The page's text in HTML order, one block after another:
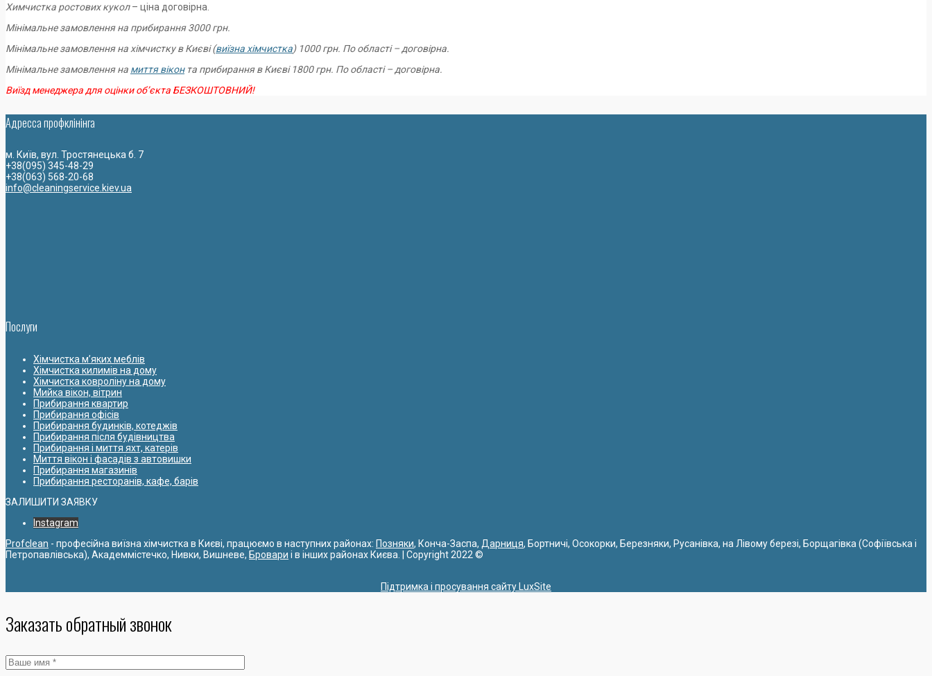
Химчистка ростових кукол– ціна договірна.
Мінімальне замовлення на прибирання 3000 грн.
Мінімальне замовлення на хімчистку в Києві (виїзна хімчистка) 1000 грн. По області – договірна.
Мінімальне замовлення на миття віконта прибирання в Києві 1800 грн. По області – договірна.
Виїзд менеджера для оцінки об’єкта БЕЗКОШТОВНИЙ!
Адресса профклiнiнга
м. Київ, вул. Тростянецька б. 7
+38(095) 345-48-29
+38(063) 568-20-68
info@cleaningservice.kiev.ua
Послуги
Хімчистка м’яких меблів
Хімчистка килимів на дому
Хімчистка ковроліну на дому
Мийка вікон, вітрин
Прибирання квартир
Прибирання офісів
Прибирання будинків, котеджів
Прибирання після будівництва
Прибирання і миття яхт, катерів
Миття вікон і фасадів з автовишки
Прибирання магазинів
Прибирання ресторанів, кафе, барів
ЗАЛИШИТИ ЗАЯВКУ
Instagram
Profclean - професійна виїзна хімчистка в Києві, працюємо в наступних районах: Позняки, Конча-Заспа, Дарниця, Бортничі, Осокорки, Березняки, Русанівка, на Лівому березі, Борщагівка (Софіївська і
Петропавлівська), Академмістечко, Нивки, Вишневе, Бровари і в інших районах Києва. | Copyright 2022 ©
Підтримка і просування сайту LuxSite
Заказать обратный звонок